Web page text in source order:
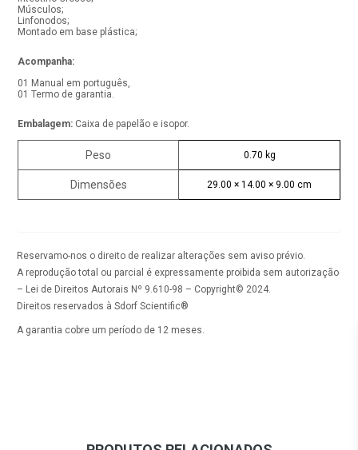
Músculos;
Linfonodos;
Montado em base plástica;
Acompanha:
01 Manual em português,
01 Termo de garantia.
Embalagem: Caixa de papelão e isopor.
Peso 0.70 kg
Dimensões 29.00 × 14.00 × 9.00 cm
Reservamo-nos o direito de realizar alterações sem aviso prévio.
A reprodução total ou parcial é expressamente proibida sem autorização
– Lei de Direitos Autorais Nº 9.610-98 – Copyright© 2024.
Direitos reservados à Sdorf Scientific®
A garantia cobre um período de 12 meses.